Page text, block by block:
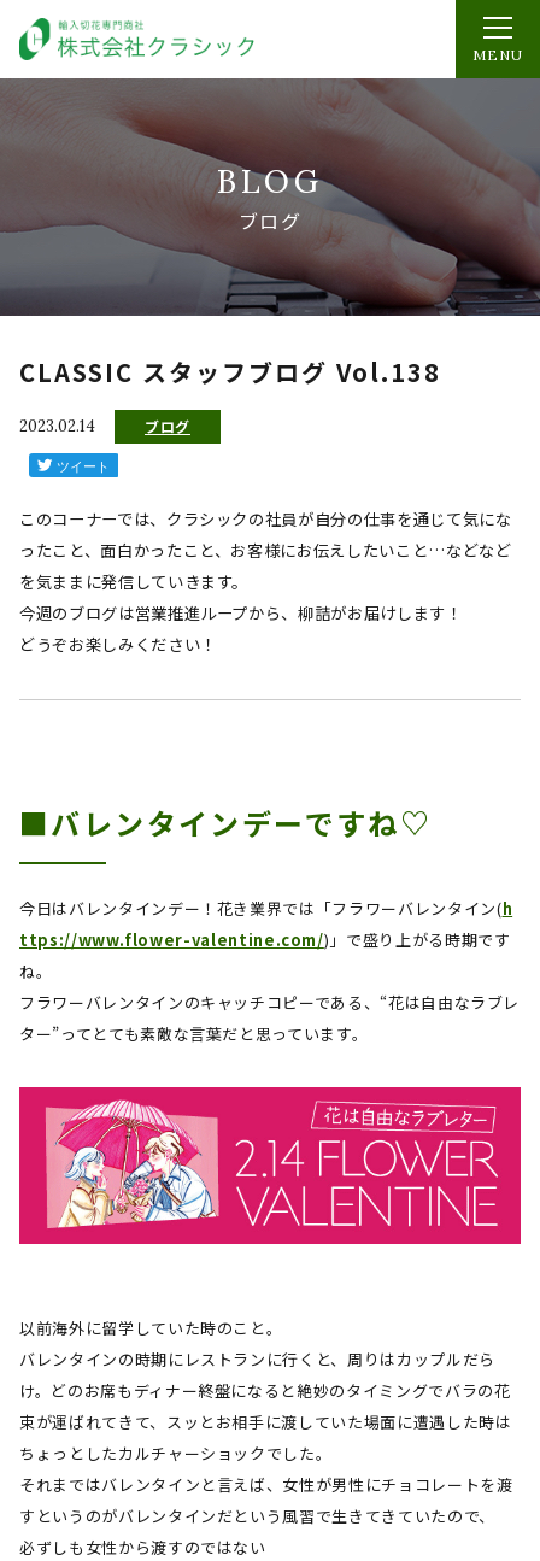
MENU
BLOG
ブログ
CLASSIC スタッフブログ Vol.138
2023.02.14 ブログ
このコーナーでは、クラシックの社員が自分の仕事を通じて気にな
ったこと、面白かったこと、お客様にお伝えしたいこと…などなど
を気ままに発信していきます。
今週のブログは営業推進ループから、柳詰がお届けします！
どうぞお楽しみください！
■バレンタインデーですね♡
今日はバレンタインデー！花き業界では「フラワーバレンタイン(h
ttps://www.flower-valentine.com/) 」で盛り上がる時期です
ね。
フラワーバレンタインのキャッチコピーである、“花は自由なラブレ
ター”ってとても素敵な言葉だと思っています。
以前海外に留学していた時のこと。
バレンタインの時期にレストランに行くと、周りはカップルだら
け。どのお席もディナー終盤になると絶妙のタイミングでバラの花
束が運ばれてきて、スッとお相手に渡していた場面に遭遇した時は
ちょっとしたカルチャーショックでした。
それまではバレンタインと言えば、女性が男性にチョコレートを渡
すというのがバレンタインだという風習で生きてきていたので、
必ずしも女性から渡すのではない